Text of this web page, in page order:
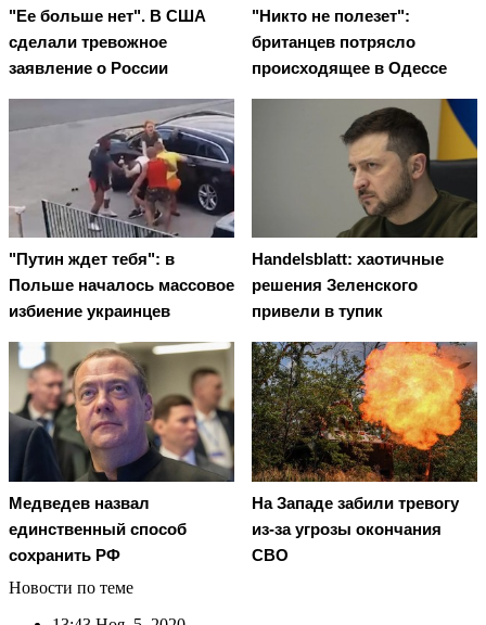
"Ее больше нет". В США
сделали тревожное
заявление о России
"Никто не полезет":
британцев потрясло
происходящее в Одессе
"Путин ждет тебя": в
Польше началось массовое
избиение украинцев
Handelsblatt: хаотичные
решения Зеленского
привели в тупик
Медведев назвал
единственный способ
сохранить РФ
На Западе забили тревогу
из-за угрозы окончания
СВО
Новости по теме